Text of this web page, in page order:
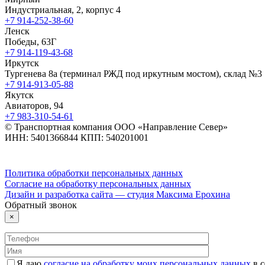
Индустриальная, 2, корпус 4
+7 914-252-38-60
Ленск
Победы, 63Г
+7 914-119-43-68
Иркутск
Тургенева 8а (терминал РЖД под иркутным мостом), склад №3
+7 914-913-05-88
Якутск
Авиаторов, 94
+7 983-310-54-61
© Транспортная компания ООО «Направление Север»
ИНН: 5401366844 КПП: 540201001
Политика обработки персональных данных
Согласие на обработку персональных данных
Дизайн и разработка сайта — студия Максима Ерохина
Обратный звонок
×